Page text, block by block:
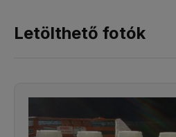
Letölthető fotók